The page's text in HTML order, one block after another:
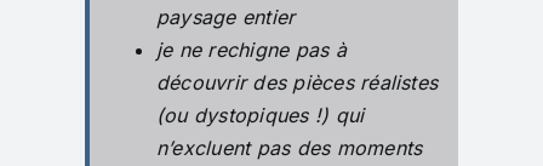
paysage entier
je ne rechigne pas à
découvrir des pièces réalistes
(ou dystopiques !) qui
n’excluent pas des moments